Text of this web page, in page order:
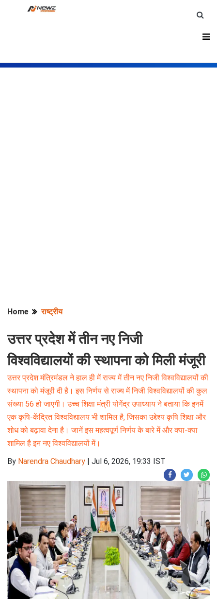
Home राष्ट्रीय
उत्तर प्रदेश में तीन नए निजी
विश्वविद्यालयों की स्थापना को मिली मंजूरी
उत्तर प्रदेश मंत्रिमंडल ने हाल ही में राज्य में तीन नए निजी विश्वविद्यालयों की
स्थापना को मंजूरी दी है। इस निर्णय से राज्य में निजी विश्वविद्यालयों की कुल
संख्या 56 हो जाएगी। उच्च शिक्षा मंत्री योगेंद्र उपाध्याय ने बताया कि इनमें
एक कृषि-केंद्रित विश्वविद्यालय भी शामिल है, जिसका उद्देश्य कृषि शिक्षा और
शोध को बढ़ावा देना है। जानें इस महत्वपूर्ण निर्णय के बारे में और क्या-क्या
शामिल है इन नए विश्वविद्यालयों में।
By Narendra Chaudhary | Jul 6, 2026, 19:33 IST